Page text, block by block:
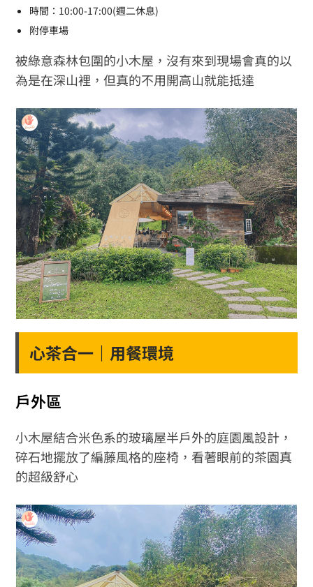
時間：10:00-17:00(週二休息)
附停車場
被綠意森林包圍的小木屋，沒有來到現場會真的以
為是在深山裡，但真的不用開高山就能抵達
心茶合一｜用餐環境
戶外區
小木屋結合米色系的玻璃屋半戶外的庭園風設計，
碎石地擺放了編藤風格的座椅，看著眼前的茶園真
的超級舒心